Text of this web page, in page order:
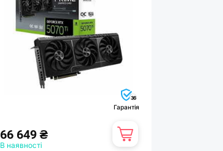
36
Гарантія
66 649 ₴
В наявності